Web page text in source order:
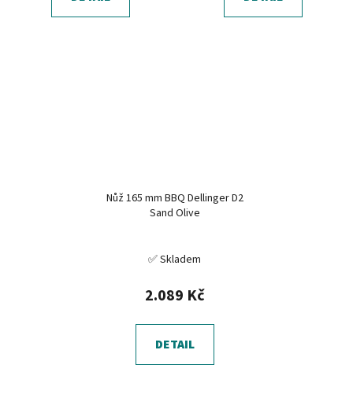
Nůž 165 mm BBQ Dellinger D2
Sand Olive
✅ Skladem
2.089 Kč
DETAIL